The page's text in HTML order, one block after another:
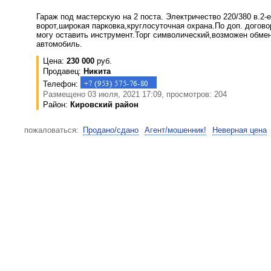
Гараж под мастерскую на 2 поста. Электричество 220/380 в.2-
ворот,широкая парковка,круглосуточная охрана.По доп.
могу оставить инструмент.Торг символический,возможен
автомобиль.
Цена: 230 000 руб.
Продавец: Никита
Телефон:
Размещено 03 июля, 2021 17:09, просмотров: 204
Район: Кировский район
пожаловаться: Продано/сдано Агент/мошенник! Неверная цена